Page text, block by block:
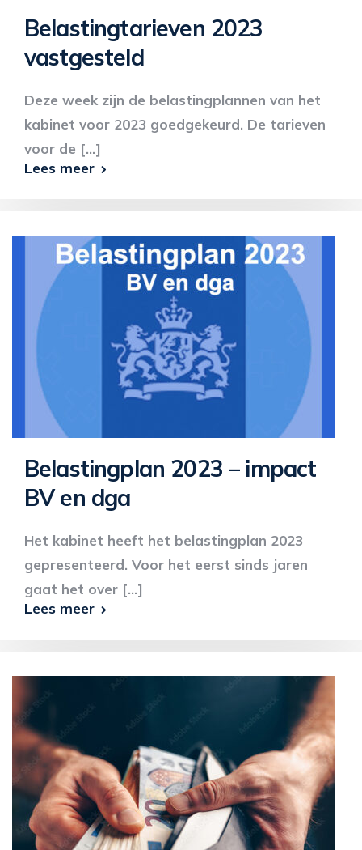
Belastingtarieven 2023
vastgesteld
Deze week zijn de belastingplannen van het
kabinet voor 2023 goedgekeurd. De tarieven
voor de [...]
Lees meer
Belastingplan 2023 – impact
BV en dga
Het kabinet heeft het belastingplan 2023
gepresenteerd. Voor het eerst sinds jaren
gaat het over [...]
Lees meer